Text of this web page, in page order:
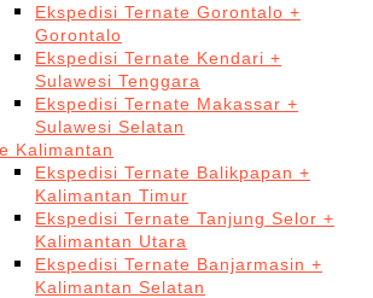
Ekspedisi Ternate Gorontalo +
Gorontalo
Ekspedisi Ternate Kendari +
Sulawesi Tenggara
Ekspedisi Ternate Makassar +
Sulawesi Selatan
Kalimantan
Ekspedisi Ternate Balikpapan +
Kalimantan Timur
Ekspedisi Ternate Tanjung Selor +
Kalimantan Utara
Ekspedisi Ternate Banjarmasin +
Kalimantan Selatan